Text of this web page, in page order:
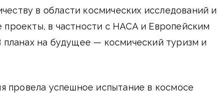
в области космических исследований и
проекты, в частности с НАСА и Европейским
планах на будущее — космический туризм и
провела успешное испытание в космосе